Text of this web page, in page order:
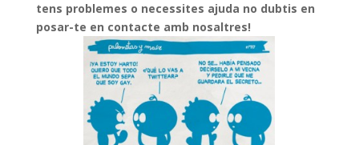
tens problemes o necessites ajuda no dubtis en
posar-te en contacte amb nosaltres!